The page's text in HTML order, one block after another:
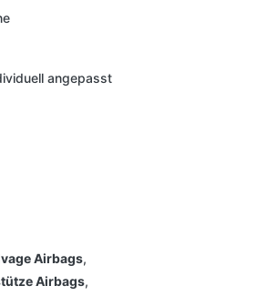
angepasst
Airbags,
Airbags,